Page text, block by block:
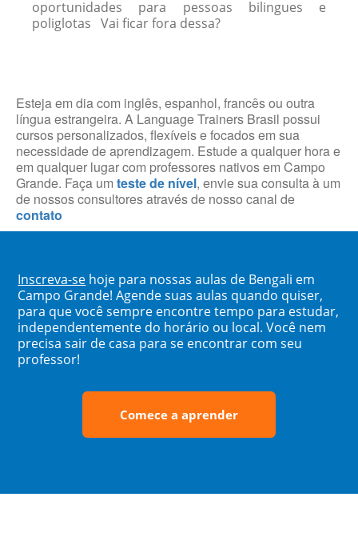
oportunidades para pessoas bilingues e
poliglotas Vai ficar fora dessa?
Esteja em dia com inglês, espanhol, francês ou outra
língua estrangeira. A Language Trainers Brasil possui
cursos personalizados, flexíveis e focados em sua
necessidade de aprendizagem. Estude a qualquer hora e
em qualquer lugar com professores nativos em Campo
Grande. Faça um teste de nível, envie sua consulta à um
de nossos consultores através de nosso canal de
contato
Inscreva-se hoje para nossas aulas de Bengali em
Campo Grande! Agende suas aulas quando quiser,
para que você sempre encontre tempo para estudar,
independentemente do horário ou local. Você nem
precisa sair de casa para se encontrar com seu
professor!
Comece a aprender